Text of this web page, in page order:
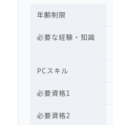
年齢制限
必要な経験・知識
PCスキル
必要資格1
必要資格2